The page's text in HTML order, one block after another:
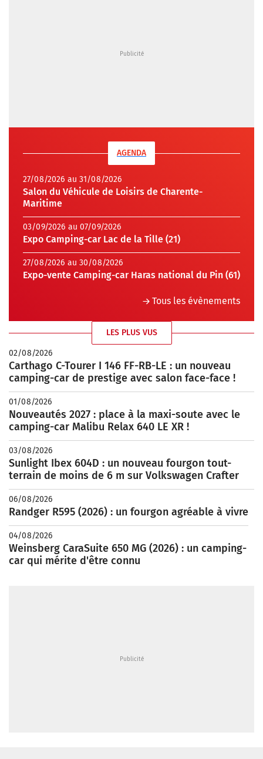
AGENDA
27/08/2026 au 31/08/2026
Salon du Véhicule de Loisirs de Charente-
Maritime
03/09/2026 au 07/09/2026
Expo Camping-car Lac de la Tille (21)
27/08/2026 au 30/08/2026
Expo-vente Camping-car Haras national du Pin (61)
Tous les évènements
LES PLUS VUS
02/08/2026
Carthago C-Tourer I 146 FF-RB-LE : un nouveau
camping-car de prestige avec salon face-face !
01/08/2026
Nouveautés 2027 : place à la maxi-soute avec le
camping-car Malibu Relax 640 LE XR !
03/08/2026
Sunlight Ibex 604D : un nouveau fourgon tout-
terrain de moins de 6 m sur Volkswagen Crafter
06/08/2026
Randger R595 (2026) : un fourgon agréable à vivre
04/08/2026
Weinsberg CaraSuite 650 MG (2026) : un camping-
car qui mérite d'être connu